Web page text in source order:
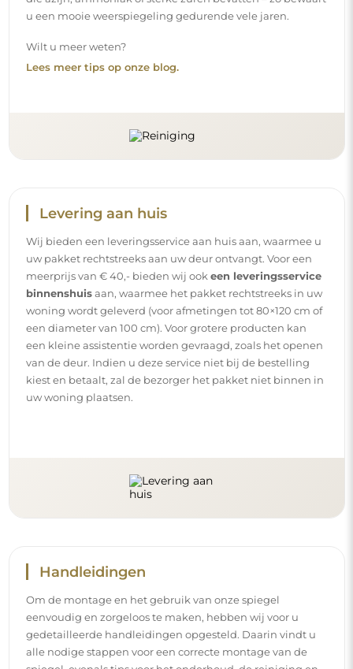
een diameter van 100 cm). Voor grotere producten kan
van de deur. Indien u deze service niet bij de bestelling
kiest en betaalt, zal de bezorger het pakket niet binnen in
Handleidingen
Om de montage en het gebruik van onze spiegel
eenvoudig en zorgeloos te maken, hebben wij voor u
gedetailleerde handleidingen opgesteld. Daarin vindt u
alle nodige stappen voor een correcte montage van de
spiegel, evenals tips voor het onderhoud, de reiniging en
het beheer ervan, zodat u lang van het perfecte uiterlijk
kunt genieten.
Volg ons en blijf op de hoogte
promoties, ontdek de nieuwste interieurtrends en vind
ideeën voor mooie interieurs. Sluit u aan bij onze
gemeenschap en ontdek wat wij speciaal voor u in petto
hebben!